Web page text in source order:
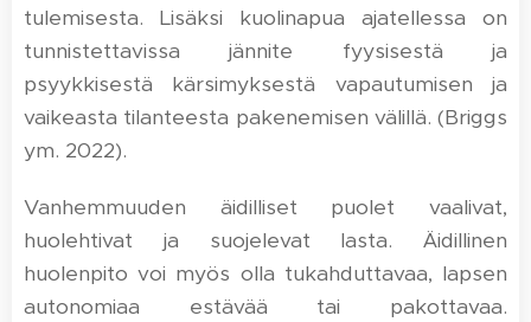
tulemisesta. Lisäksi kuolinapua ajatellessa on
tunnistettavissa jännite fyysisestä ja
psyykkisestä kärsimyksestä vapautumisen ja
vaikeasta tilanteesta pakenemisen välillä. (Briggs
ym. 2022).
Vanhemmuuden äidilliset puolet vaalivat,
huolehtivat ja suojelevat lasta. Äidillinen
huolenpito voi myös olla tukahduttavaa, lapsen
autonomiaa estävää tai pakottavaa.